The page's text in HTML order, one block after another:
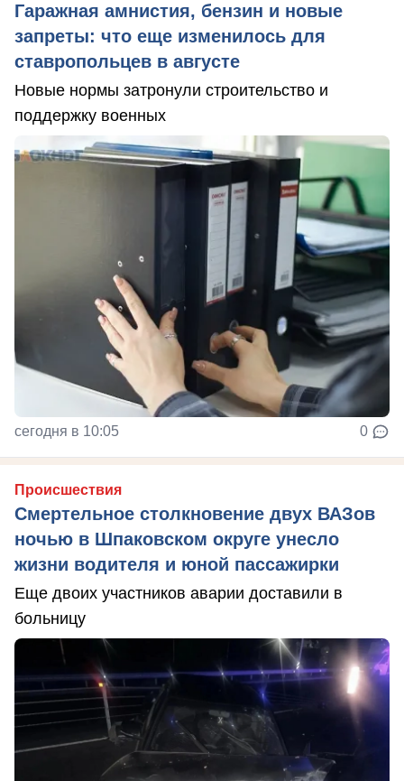
Гаражная амнистия, бензин и новые
запреты: что еще изменилось для
ставропольцев в августе
Новые нормы затронули строительство и
поддержку военных
сегодня в 10:05 0
Происшествия
Смертельное столкновение двух ВАЗов
ночью в Шпаковском округе унесло
жизни водителя и юной пассажирки
Еще двоих участников аварии доставили в
больницу